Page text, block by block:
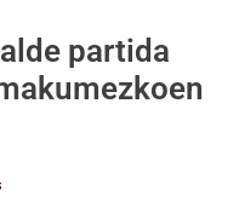
partida